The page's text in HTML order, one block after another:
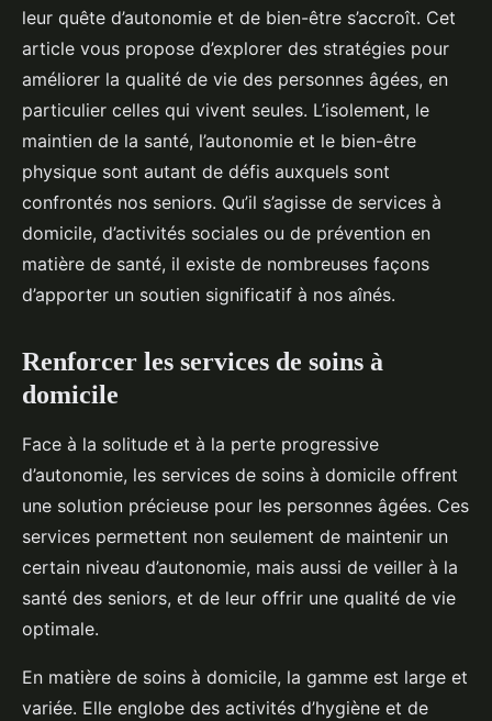
leur quête d’autonomie et de bien-être s’accroît. Cet
article vous propose d’explorer des stratégies pour
améliorer la qualité de vie des personnes âgées, en
particulier celles qui vivent seules. L’isolement, le
maintien de la santé, l’autonomie et le bien-être
physique sont autant de défis auxquels sont
confrontés nos seniors. Qu’il s’agisse de services à
domicile, d’activités sociales ou de prévention en
matière de santé, il existe de nombreuses façons
d’apporter un soutien significatif à nos aînés.
Renforcer les services de soins à
domicile
Face à la solitude et à la perte progressive
d’autonomie, les services de soins à domicile offrent
une solution précieuse pour les personnes âgées. Ces
services permettent non seulement de maintenir un
certain niveau d’autonomie, mais aussi de veiller à la
santé des seniors, et de leur offrir une qualité de vie
optimale.
En matière de soins à domicile, la gamme est large et
variée. Elle englobe des activités d’hygiène et de